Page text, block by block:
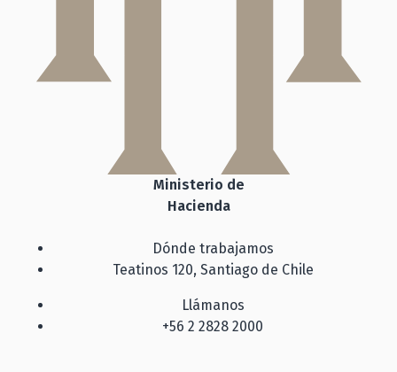
Ministerio de
Hacienda
Dónde trabajamos
Teatinos 120, Santiago de Chile
Llámanos
+56 2 2828 2000